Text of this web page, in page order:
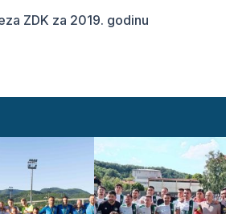
ZDK za 2019. godinu